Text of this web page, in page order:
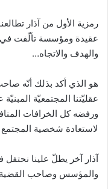
رمزية الأول من آذار
عقيدة ومؤسسة تألّفت في
والهدف والاتجاه…
هو الذي أكد بذلك أنّه
عقليّتنا المجتمعيّة
ورفضه كل الخرافات
لاستعادة شخصية المجتمع
آذار آخر يطلّ علينا نحتفل
والمؤسس وصاحب